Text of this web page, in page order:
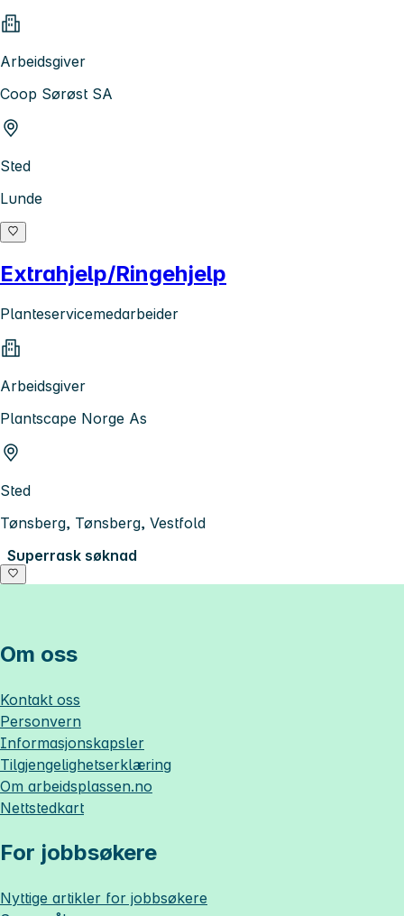
Arbeidsgiver
Coop Sørøst SA
Sted
Lunde
Extrahjelp/Ringehjelp
Planteservicemedarbeider
Arbeidsgiver
Plantscape Norge As
Sted
Tønsberg, Tønsberg, Vestfold
Superrask søknad
Om oss
Kontakt oss
Personvern
Informasjonskapsler
Tilgjengelighetserklæring
Om arbeidsplassen.no
Nettstedkart
For jobbsøkere
Nyttige artikler for jobbsøkere